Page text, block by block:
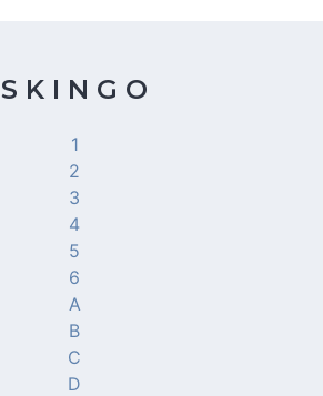
S K I N G O
1
2
3
4
5
6
A
B
C
D